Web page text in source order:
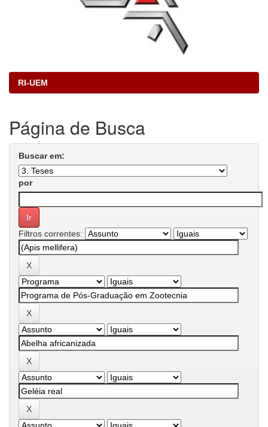
RI-UEM
Página de Busca
Buscar em:
por
Filtros correntes: